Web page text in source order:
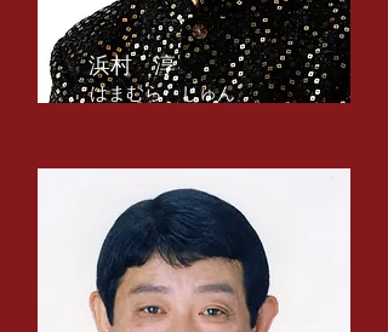
​浜村 淳
​はまむら じゅん